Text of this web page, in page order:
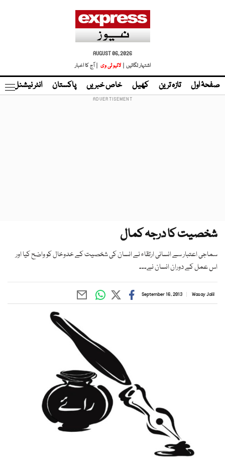
AUGUST 06, 2026
اشتہار لگائیں |
لائیو ٹی وی | آج کا اخبار
صفحۂ اول تازہ ترین کھیل خاص خبریں پاکستان انٹر نیشنل
شخصیت کا درجہ کمال
سماجی اعتبار سے انسانی ارتقاء نے انسان کی شخصیت کے خدوخال کو واضح کیا اور
اس عمل کے دوران انسان نے۔۔۔
Wasay Jalil
September 16, 2013